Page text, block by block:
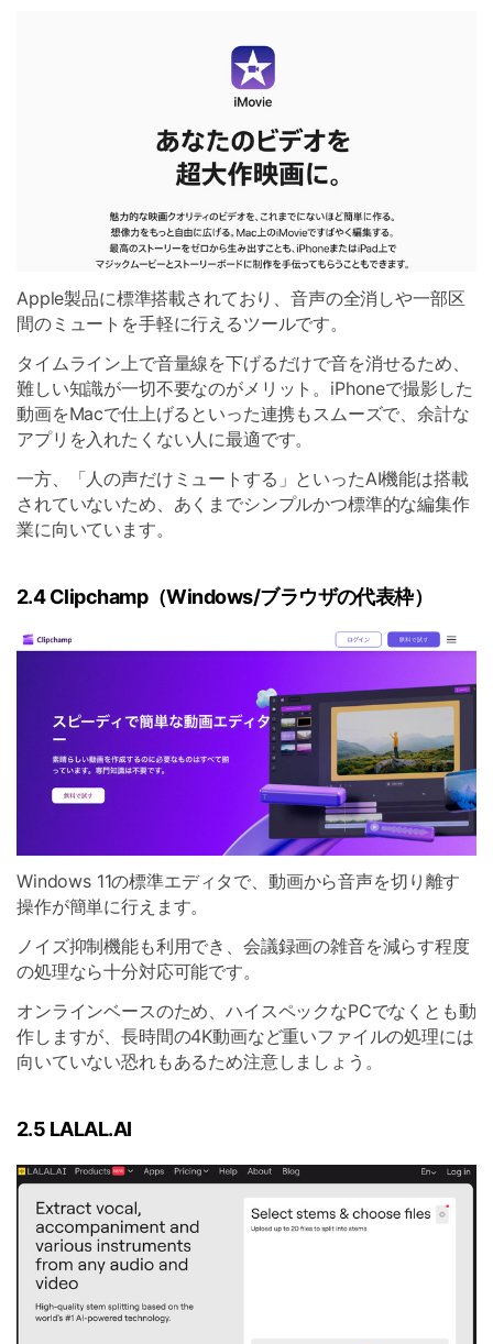
Apple製品に標準搭載されており、音声の全消しや一部区
間のミュートを手軽に行えるツールです。
タイムライン上で音量線を下げるだけで音を消せるため、
難しい知識が一切不要なのがメリット。iPhoneで撮影した
動画をMacで仕上げるといった連携もスムーズで、余計な
アプリを入れたくない人に最適です。
一方、「人の声だけミュートする」といったAI機能は搭載
されていないため、あくまでシンプルかつ標準的な編集作
業に向いています。
2.4 Clipchamp（Windows/ブラウザの代表枠）
Windows 11の標準エディタで、動画から音声を切り離す
操作が簡単に行えます。
ノイズ抑制機能も利用でき、会議録画の雑音を減らす程度
の処理なら十分対応可能です。
オンラインベースのため、ハイスペックなPCでなくとも動
作しますが、長時間の4K動画など重いファイルの処理には
向いていない恐れもあるため注意しましょう。
2.5 LALAL.AI